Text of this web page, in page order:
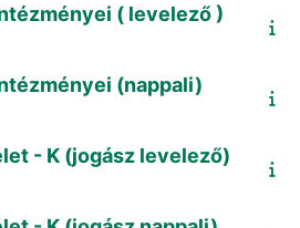
( levelező )
(nappali)
- K (jogász levelező)